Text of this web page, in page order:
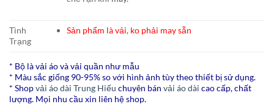
Tình
Trạng
Sản phẩm là vải, ko phải may sẵn
* Bộ là vải áo và vải quần như mẫu
* Màu sắc giống 90-95% so với hình ảnh tùy theo thiết bị sử dụng.
* Shopvải áo dài Trung Hiếu chuyên bán vải áo dài cao cấp, chất
lượng. Mọi nhu cầu xin liên hệ shop.